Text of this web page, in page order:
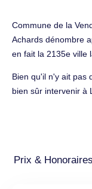
Commune de la
Achards dénombre
en fait la 2135e ville
Bien qu'il n'y ait pas
bien sûr intervenir à
Prix &